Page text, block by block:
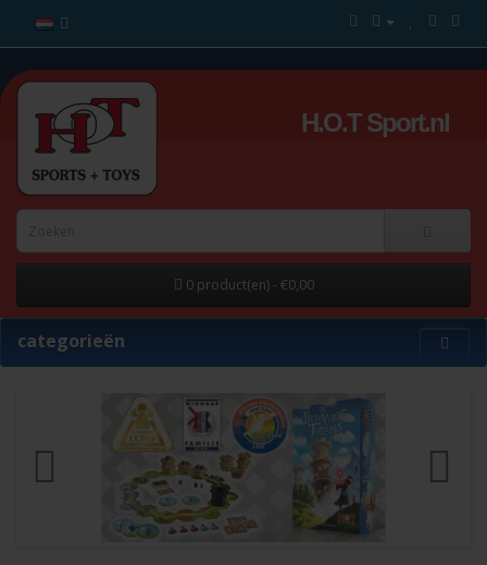
H.O.T Sport.nl
0 product(en) - €0,00
categorieën
HOT Sport, Groothandel